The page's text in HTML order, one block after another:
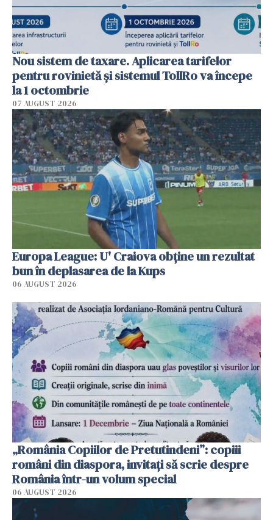
Nou sistem de taxare. Aplicarea tarifelor
pentru rovinietă şi sistemul TollRo va începe
la 1 octombrie
07 AUGUST 2026
Europa League: U' Craiova obține un rezultat
bun în deplasarea de la Kups
06 AUGUST 2026
„România Copiilor de Pretutindeni”: copiii
români din diaspora, invitați să scrie despre
România într-un volum special
06 AUGUST 2026